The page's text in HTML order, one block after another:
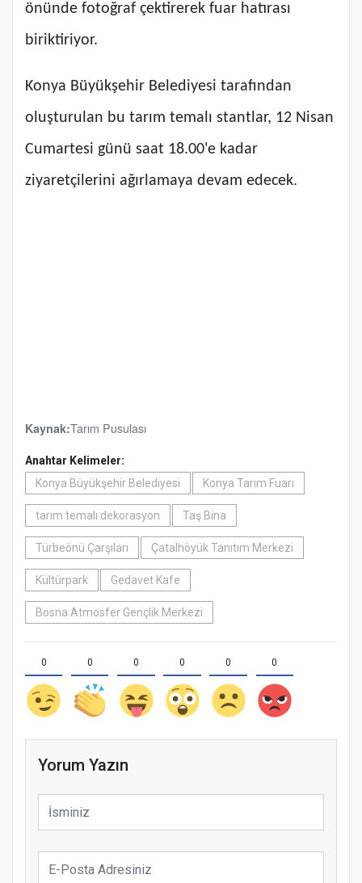
önünde fotoğraf çektirerek fuar hatırası
biriktiriyor.
Konya Büyükşehir Belediyesi tarafından
oluşturulan bu tarım temalı stantlar, 12 Nisan
Cumartesi günü saat 18.00'e kadar
ziyaretçilerini ağırlamaya devam edecek.
Kaynak:Tarım Pusulası
Anahtar Kelimeler:
Konya Büyükşehir Belediyesi
Konya Tarım Fuarı
tarım temalı dekorasyon Taş Bina
Türbeönü Çarşıları Çatalhöyük Tanıtım Merkezi
Kültürpark Gedavet Kafe
Bosna Atmosfer Gençlik Merkezi
0 0 0 0 0 0
Yorum Yazın